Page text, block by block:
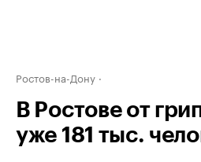
Ростов-на-Дону
В Ростове от
уже 181 тыс.